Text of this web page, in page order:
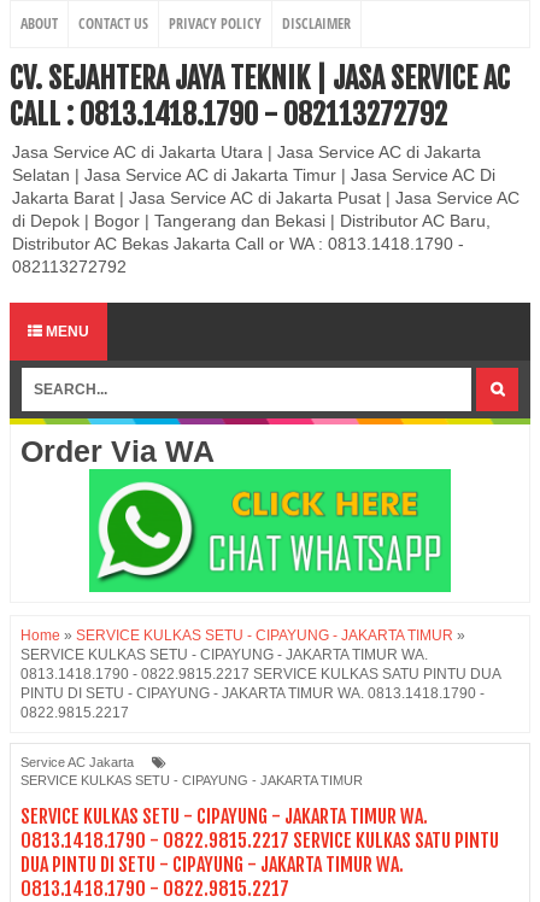
ABOUT CONTACT US PRIVACY POLICY DISCLAIMER
CV. SEJAHTERA JAYA TEKNIK | JASA SERVICE AC
CALL : 0813.1418.1790 - 082113272792
Jasa Service AC di Jakarta Utara | Jasa Service AC di Jakarta
Selatan | Jasa Service AC di Jakarta Timur | Jasa Service AC Di
Jakarta Barat | Jasa Service AC di Jakarta Pusat | Jasa Service AC
di Depok | Bogor | Tangerang dan Bekasi | Distributor AC Baru,
Distributor AC Bekas Jakarta Call or WA : 0813.1418.1790 -
082113272792
MENU
Order Via WA
Home » SERVICE KULKAS SETU - CIPAYUNG - JAKARTA TIMUR »
SERVICE KULKAS SETU - CIPAYUNG - JAKARTA TIMUR WA.
0813.1418.1790 - 0822.9815.2217 SERVICE KULKAS SATU PINTU DUA
PINTU DI SETU - CIPAYUNG - JAKARTA TIMUR WA. 0813.1418.1790 -
0822.9815.2217
Service AC Jakarta
SERVICE KULKAS SETU - CIPAYUNG - JAKARTA TIMUR
SERVICE KULKAS SETU - CIPAYUNG - JAKARTA TIMUR WA.
0813.1418.1790 - 0822.9815.2217 SERVICE KULKAS SATU PINTU
DUA PINTU DI SETU - CIPAYUNG - JAKARTA TIMUR WA.
0813.1418.1790 - 0822.9815.2217